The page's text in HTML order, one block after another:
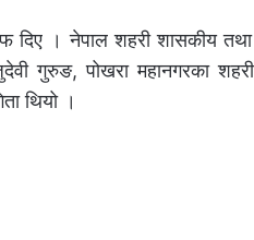
दिए । नेपाल शहरी शासकीय तथा
गुरुङ, पोखरा महानगरका
थियो ।